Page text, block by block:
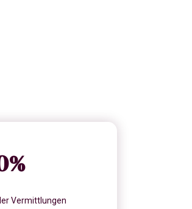
%
Vermittlungen